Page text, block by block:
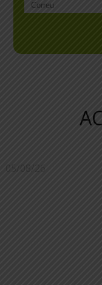
05/08/26